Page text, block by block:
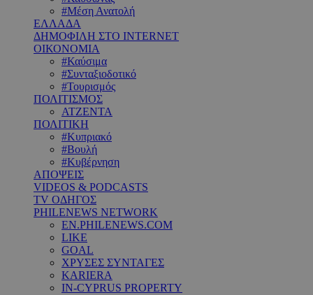
#Μέση Ανατολή
ΕΛΛΑΔΑ
ΔΗΜΟΦΙΛΗ ΣΤΟ INTERNET
ΟΙΚΟΝΟΜΙΑ
#Καύσιμα
#Συνταξιοδοτικό
#Τουρισμός
ΠΟΛΙΤΙΣΜΟΣ
ΑΤΖΕΝΤΑ
ΠΟΛΙΤΙΚΗ
#Κυπριακό
#Βουλή
#Κυβέρνηση
ΑΠΟΨΕΙΣ
VIDEOS & PODCASTS
TV ΟΔΗΓΟΣ
PHILENEWS NETWORK
EN.PHILENEWS.COM
LIKE
GOAL
ΧΡΥΣΕΣ ΣΥΝΤΑΓΕΣ
KARIERA
IN-CYPRUS PROPERTY